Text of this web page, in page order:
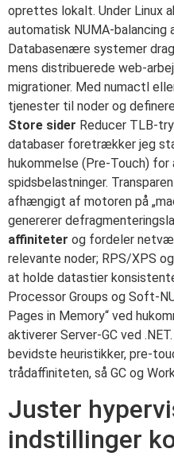
oprettes lokalt. Under Linux
automatisk NUMA-
Databasenære systemer
mens distribuerede web-
migrationer. Med numactl
tjenester til noder og
Store sider Reducer TLB-
databaser foretrækker jeg
hukommelse (Pre-Touch) for
spidsbelastninger.
afhængigt af motoren på
genererer
affiniteter og fordeler
relevante noder; RPS/XPS
at holde datastier
Processor Groups og Soft-
Pages in Memory“ ved
aktiverer Server-GC ved
bevidste heuristikker, pre-
trådaffiniteten, så GC og
Juster
indstillinger